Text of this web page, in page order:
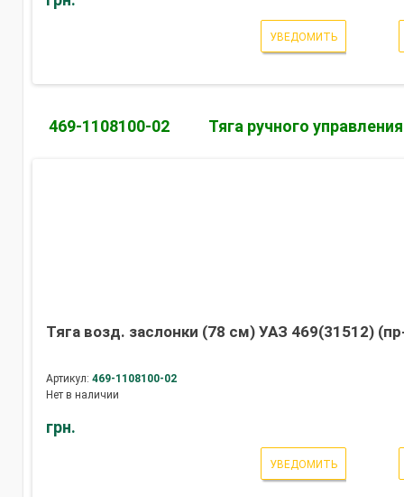
УВЕДОМИТЬ
469-1108100-02 Тяга ручного
Тяга возд. заслонки (78 см) УАЗ 469(31512)
Артикул:469-1108100-02
Нет в наличии
грн.
УВЕДОМИТЬ